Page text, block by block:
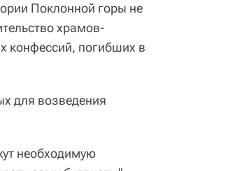
Поклонной горы не
храмов-
конфессий, погибших в
для возведения
необходимую